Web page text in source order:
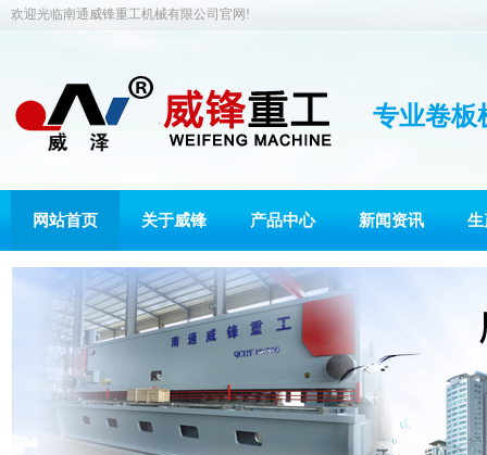
欢迎光临南通威锋重工机械有限公司官网!
专业卷板
网站首页 关于威锋 产品中心 新闻资讯 生